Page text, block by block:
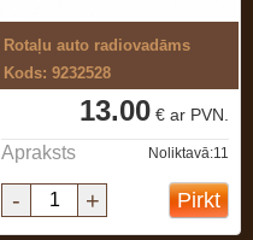
Rotaļu auto radiovadāms
Kods: 9232528
13.00 € ar PVN.
Apraksts Noliktavā:11
- + Pirkt